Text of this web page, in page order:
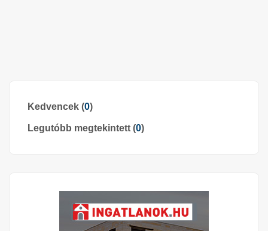
Kedvencek (0)
Legutóbb megtekintett (0)